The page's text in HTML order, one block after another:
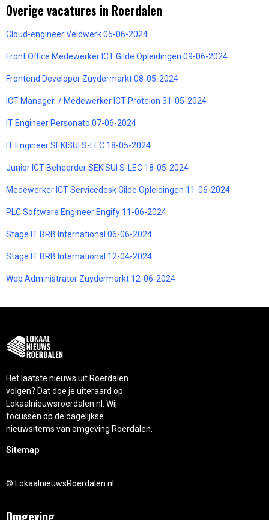
Overige vacatures in Roerdalen
Cloud-engineer Veldwerk 05-06-2024
Front Office Medewerker ICT Gilde Opleidingen 09-06-2024
Frontend Developer Zuydermarkt 08-05-2024
ICT Manager / Medewerker ICT Proteion 31-05-2024
IT Engineer Personato 07-06-2024
IT Engineer SEKISUI S-LEC 18-05-2024
Junior ICT Beheerder SEKISUI S-LEC 18-05-2024
Medewerker ICT Servicedesk Gilde Opleidingen 11-06-2024
PLC Software Engineer Engify 11-06-2024
Stage IT BRB International 06-06-2024
Stage IT BRB International 12-04-2024
Web Administrator Zuydermarkt 12-06-2024
Het laatste nieuws uit Roerdalen
volgen? Dat doe je uiteraard op
Lokaalnieuwsroerdalen.nl. Wij
focussen op de dagelijkse
nieuwsitems van omgeving Roerdalen.
Sitemap
© LokaalnieuwsRoerdalen.nl
Omgeving